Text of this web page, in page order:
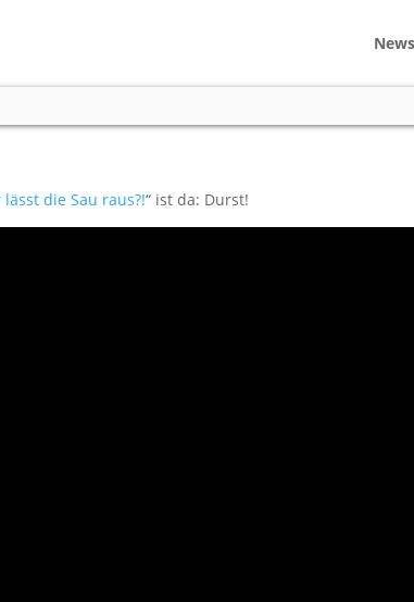
News
lässt die Sau raus?!“ ist da: Durst!